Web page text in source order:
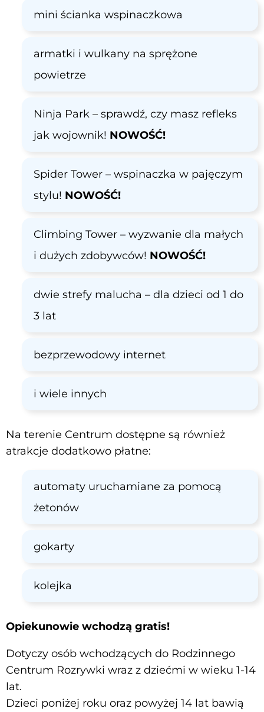
mini ścianka wspinaczkowa
armatki i wulkany na sprężone
powietrze
Ninja Park – sprawdź, czy masz refleks
jak wojownik! NOWOŚĆ!
Spider Tower – wspinaczka w pajęczym
stylu! NOWOŚĆ!
Climbing Tower – wyzwanie dla małych
i dużych zdobywców! NOWOŚĆ!
dwie strefy malucha – dla dzieci od 1 do
3 lat
bezprzewodowy internet
i wiele innych
Na terenie Centrum dostępne są również
atrakcje dodatkowo płatne:
automaty uruchamiane za pomocą
żetonów
gokarty
kolejka
Opiekunowie wchodzą gratis!
Dotyczy osób wchodzących do Rodzinnego
Centrum Rozrywki wraz z dziećmi w wieku 1-14
lat.
Dzieci poniżej roku oraz powyżej 14 lat bawią